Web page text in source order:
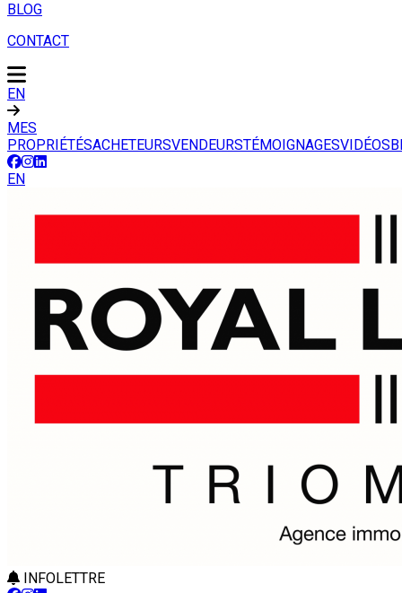
BLOG
CONTACT
EN
MES
PROPRIÉTÉSACHETEURSVENDEURSTÉMOIGNAGESVIDÉOS
EN
INFOLETTRE